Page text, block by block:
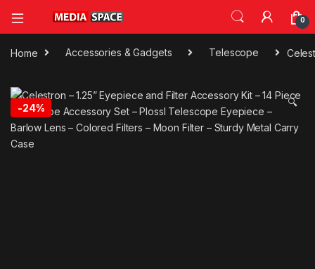
0
Home Accessories & Gadgets Telescope
-24% 🔍